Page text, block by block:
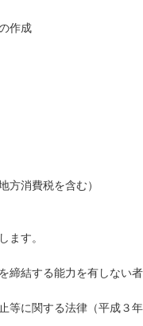
作成
消費税を含む）
ます。
結する能力を有しない
に関する法律（平成３